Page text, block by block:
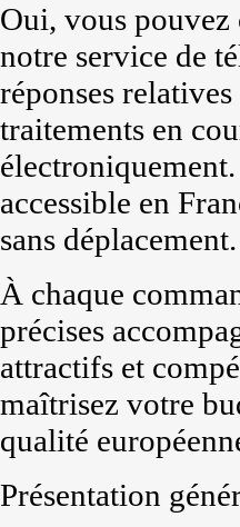
Oui, vous pouvez
notre service de
réponses
traitements en
accessible en
sans déplacement.
À chaque
précises
attractifs et
maîtrisez votre
qualité
Présentation